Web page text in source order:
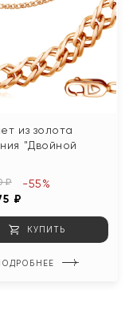
из золота
"Двойной
₽
₽
-55%
КУПИТЬ